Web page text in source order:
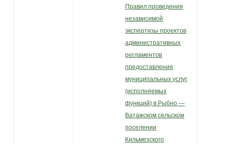
Правил проведения
независимой
экспертизы проектов
административных
регламентов
предоставления
муниципальных услуг
(исполняемых
функций) в Рыбно —
Ватажском сельском
поселении
Кильмезского